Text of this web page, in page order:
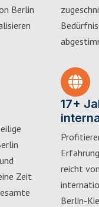
Berlin
Zeit
17+
reicht
Berlin-